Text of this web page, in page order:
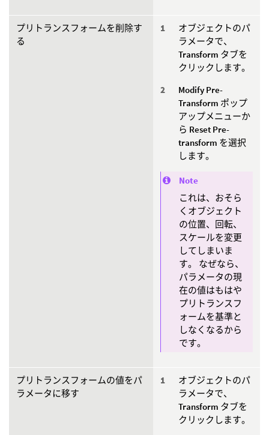
プリトランスフォームを削除す
る
オブジェクトのパ
ラメータで、
Transform タブを
クリックします。
Modify Pre-
Transform ポップ
アップメニューか
ら Reset Pre-
transform を選択
します。
Note
これは、おそら
くオブジェクト
の位置、回転、
スケールを変更
してしまいま
す。 なぜなら、
パラメータの現
在の値はもはや
プリトランスフ
ォームを基準と
しなくなるから
です。
プリトランスフォームの値をパ
ラメータに移す
オブジェクトのパ
ラメータで、
Transform タブを
クリックします。